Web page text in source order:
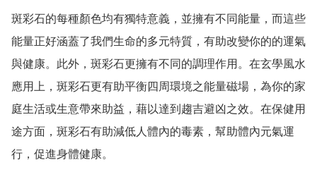
斑彩石的每種顏色均有獨特意義，並擁有不同能量，而這些
能量正好涵蓋了我們生命的多元特質，有助改變你的的運氣
與健康。此外，斑彩石更擁有不同的調理作用。在玄學風水
應用上，斑彩石更有助平衡四周環境之能量磁場，為你的家
庭生活或生意帶來助益，藉以達到趨吉避凶之效。在保健用
途方面，斑彩石有助減低人體內的毒素，幫助體內元氣運
行，促進身體健康。